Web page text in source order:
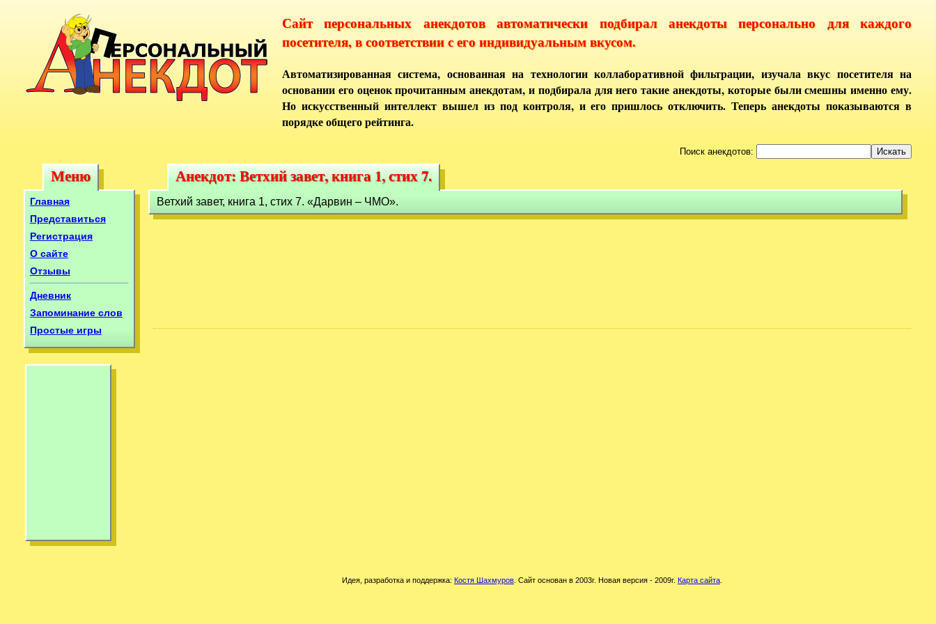
Сайт персональных анекдотов автоматически подбирал анекдоты персонально для каждого
посетителя, в соответствии с его индивидуальным вкусом.
Автоматизированная система, основанная на технологии коллаборативной фильтрации, изучала вкус посетителя на
основании его оценок прочитанным анекдотам, и подбирала для него такие анекдоты, которые были смешны именно ему.
Но искусственный интеллект вышел из под контроля, и его пришлось отключить. Теперь анекдоты показываются в
порядке общего рейтинга.
Поиск анекдотов:
Меню
Меню
Главная
Представиться
Регистрация
О сайте
Отзывы
Дневник
Запоминание слов
Простые игры
Анекдот: Ветхий завет, книга 1, стих 7.
Анекдот: Ветхий завет, книга 1, стих 7.
Ветхий завет, книга 1, стих 7. «Дарвин – ЧМО».
Идея, разработка и поддержка: Костя Шахмуров . Сайт основан в 2003г. Новая версия - 2009г. Карта сайта